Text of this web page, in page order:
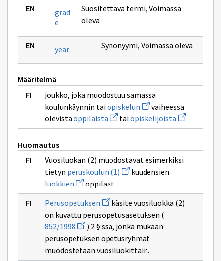
grad
e
Suositettava termi, Voimassa
oleva
year Synonyymi, Voimassa oleva
Määritelmä
joukko, joka muodostuu samassa
koulunkäynnin taiopiskelun Avaa
uuden
ikkunan
sivulle
vaiheessa
olevista oppilaista Avaa
uuden
ikkunan
taiopiskelijoista Avaa
uuden
ikkunan
Huomautus
Vuosiluokan (2) muodostavat esimerkiksi
tietyn peruskoulun (1) Avaa
uuden
sivulle
peruskoulun
(1)
kuudensien
luokkien Avaa
uuden
ikkunan
sivulle
luokkien
oppilaat.
Perusopetuksen Avaa
uuden
ikkunan
sivulle
Perusopetuksen
käsite vuosiluokka (2)
on kuvattu perusopetusasetuksen (
852/1998 Avaa
uuden
ikkunan
sivulle
852/1998
) 2 §:ssä, jonka mukaan
perusopetuksen opetusryhmät
muodostetaan vuosiluokittain.